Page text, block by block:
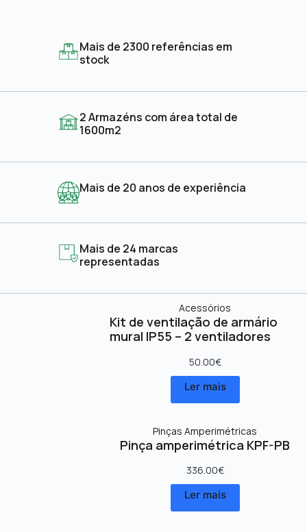
Mais de 2300 referências em
stock
2 Armazéns com área total de
1600m2
Mais de 20 anos de experiência
Mais de 24 marcas
representadas
Acessórios
Kit de ventilação de armário
mural IP55 – 2 ventiladores
50.00€
Ler mais
Pinças Amperimétricas
Pinça amperimétrica KPF-PB
336.00€
Ler mais